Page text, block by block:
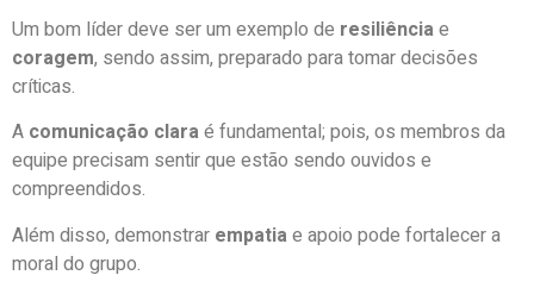
Um bom líder deve ser um exemplo de resiliênciae
coragem, sendo assim, preparado para tomar decisões
críticas.
A comunicação claraé fundamental; pois, os membros da
equipe precisam sentir que estão sendo ouvidos e
compreendidos.
Além disso, demonstrar empatiae apoio pode fortalecer a
moral do grupo.